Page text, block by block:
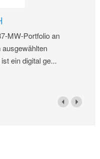
MW-Portfolio an
ausgewählten
ein digital ge...